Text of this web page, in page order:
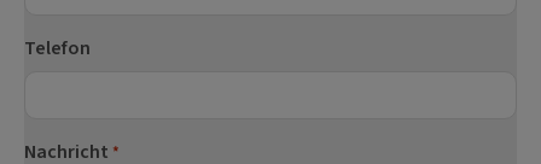
Telefon
Nachricht *